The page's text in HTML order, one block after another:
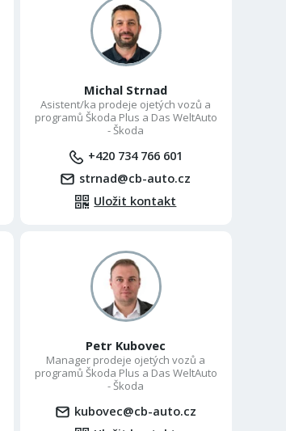
Michal Strnad
Asistent/ka prodeje ojetých vozů a
programů Škoda Plus a Das WeltAuto
- Škoda
+420 734 766 601
strnad@cb-auto.cz
Uložit kontakt
Petr Kubovec
Manager prodeje ojetých vozů a
programů Škoda Plus a Das WeltAuto
- Škoda
kubovec@cb-auto.cz